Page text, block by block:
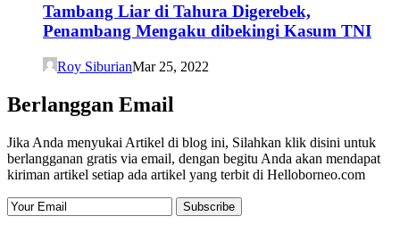
Tambang Liar di Tahura Digerebek,
Penambang Mengaku dibekingi Kasum TNI
Roy SiburianMar 25, 2022
Berlanggan Email
Jika Anda menyukai Artikel di blog ini, Silahkan klik disini untuk
berlangganan gratis via email, dengan begitu Anda akan mendapat
kiriman artikel setiap ada artikel yang terbit di Helloborneo.com